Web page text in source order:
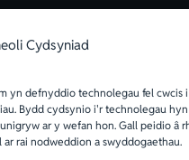
Cydsyniad
yn defnyddio technolegau fel cwcis
Bydd cydsynio i'r technolegau
ar y wefan hon. Gall peidio â
rai nodweddion a swyddogaethau.